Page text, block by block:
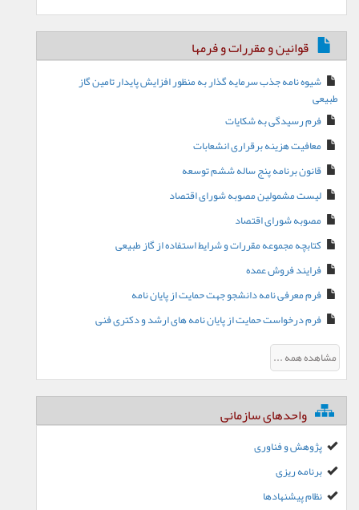
قوانین و مقررات و فرمها
شیوه نامه جذب سرمایه گذار به منظور افزایش پایدار تامین گاز
طبیعی
فرم رسیدگی به شکایات
معافیت هزینه برقراری انشعابات
قانون برنامه پنج ساله ششم توسعه
لیست مشمولین مصوبه شورای اقتصاد
مصوبه شورای اقتصاد
کتابچه مجموعه مقررات و شرایط استفاده از گاز طبیعی
فرایند فروش عمده
فرم معرفی نامه دانشجو جهت حمایت از پایان نامه
فرم درخواست حمایت از پایان نامه های ارشد و دکتری فنی
مشاهده همه ...
واحدهای سازمانی
پژوهش و فناوری
برنامه ریزی
نظام پیشنهادها